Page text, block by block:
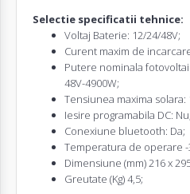
Selectie specificatii tehnice:
Voltaj Baterie: 12/24/48V;
Curent maxim de
Putere nominala
48V-4900W;
Tensiunea maxima solara:
Iesire programabila DC: Nu;
Conexiune bluetooth: Da;
Temperatura de operare -
Dimensiune (mm) 216 x
Greutate (Kg) 4,5;